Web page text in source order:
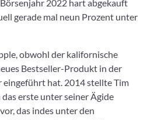
2022 hart abgekauft
gerade mal neun Prozent unter
obwohl der kalifornische
Bestseller-Produkt in der
eingeführt hat. 2014 stellte Tim
erste unter seiner Ägide
das indes unter den